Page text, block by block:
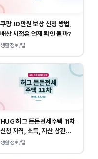
쿠팡 10만원 보상 신청 방법,
배상 시점은 언제 확인 될까?
생활정보/팁
HUG 허그 든든전세주택 11차
신청 자격, 소득, 자산 상관없
이 가능합니다.
생활정보/팁